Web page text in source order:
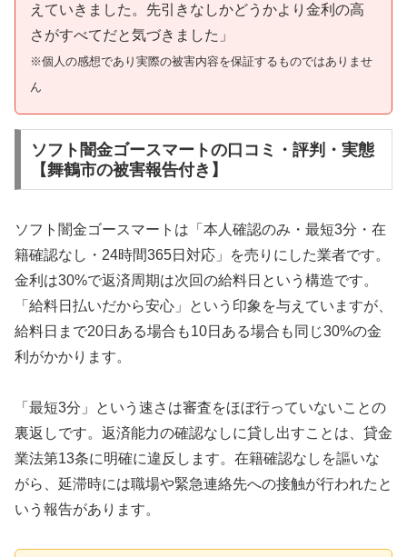
えていきました。先引きなしかどうかより金利の高
さがすべてだと気づきました」
※個人の感想であり実際の被害内容を保証するものではありませ
ん
ソフト闇金ゴースマートの口コミ・評判・実態
【舞鶴市の被害報告付き】
ソフト闇金ゴースマートは「本人確認のみ・最短3分・在
籍確認なし・24時間365日対応」を売りにした業者です。
金利は30%で返済周期は次回の給料日という構造です。
「給料日払いだから安心」という印象を与えていますが、
給料日まで20日ある場合も10日ある場合も同じ30%の金
利がかかります。
「最短3分」という速さは審査をほぼ行っていないことの
裏返しです。返済能力の確認なしに貸し出すことは、貸金
業法第13条に明確に違反します。在籍確認なしを謳いな
がら、延滞時には職場や緊急連絡先への接触が行われたと
いう報告があります。